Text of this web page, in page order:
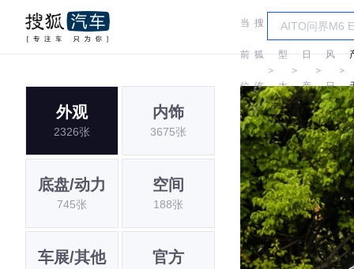
当
前
位
置:
搜
狐
汽
车
＞
车
型
大
全
＞
日
产
＞
东
风
日
产
＞
外观
2326张
内饰
3675张
底盘/动力
745张
空间
188张
车展/其他 官方